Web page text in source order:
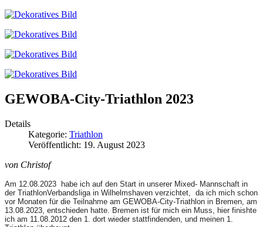
GEWOBA-City-Triathlon 2023
Details
Kategorie: Triathlon
Veröffentlicht: 19. August 2023
von Christof
Am 12.08.2023 habe ich auf den Start in unserer Mixed- Mannschaft in
der TriathlonVerbandsliga in Wilhelmshaven verzichtet, da ich mich schon
vor Monaten für die Teilnahme am GEWOBA-City-Triathlon in Bremen, am
13.08.2023, entschieden hatte. Bremen ist für mich ein Muss, hier finishte
ich am 11.08.2012 den 1. dort wieder stattfindenden, und meinen 1.